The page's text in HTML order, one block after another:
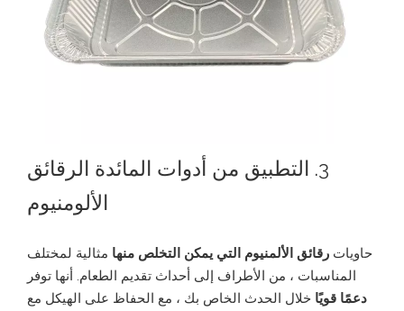
3. التطبيق من أدوات المائدة الرقائق
الألومنيوم
حاويات رقائق الألمنيوم التي يمكن التخلص منها مثالية لمختلف
المناسبات ، من الأطراف إلى أحداث تقديم الطعام. أنها توفر
دعمًا قويًا خلال الحدث الخاص بك ، مع الحفاظ على الهيكل مع